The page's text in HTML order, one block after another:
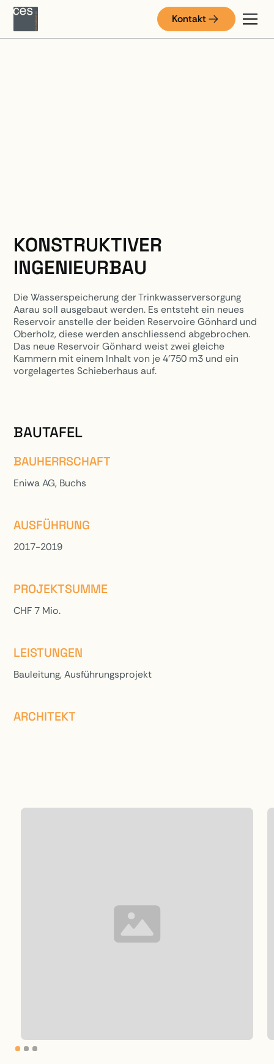
Kontakt
KONSTRUKTIVER
INGENIEURBAU
Die Wasserspeicherung der Trinkwasserversorgung
Aarau soll ausgebaut werden. Es entsteht ein neues
Reservoir anstelle der beiden Reservoire Gönhard und
Oberholz, diese werden anschliessend abgebrochen.
Das neue Reservoir Gönhard weist zwei gleiche
Kammern mit einem Inhalt von je 4’750 m3 und ein
vorgelagertes Schieberhaus auf.
BAUTAFEL
BAUHERRSCHAFT
Eniwa AG, Buchs
AUSFÜHRUNG
2017-2019
PROJEKTSUMME
CHF 7 Mio.
LEISTUNGEN
Bauleitung, Ausführungsprojekt
ARCHITEKT